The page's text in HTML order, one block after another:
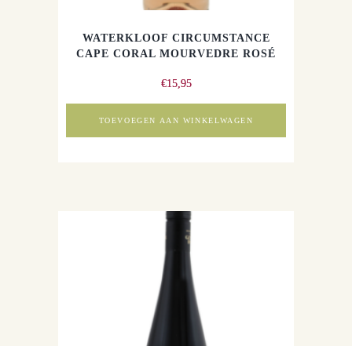
WATERKLOOF CIRCUMSTANCE
CAPE CORAL MOURVEDRE ROSÉ
€15,95
TOEVOEGEN AAN WINKELWAGEN